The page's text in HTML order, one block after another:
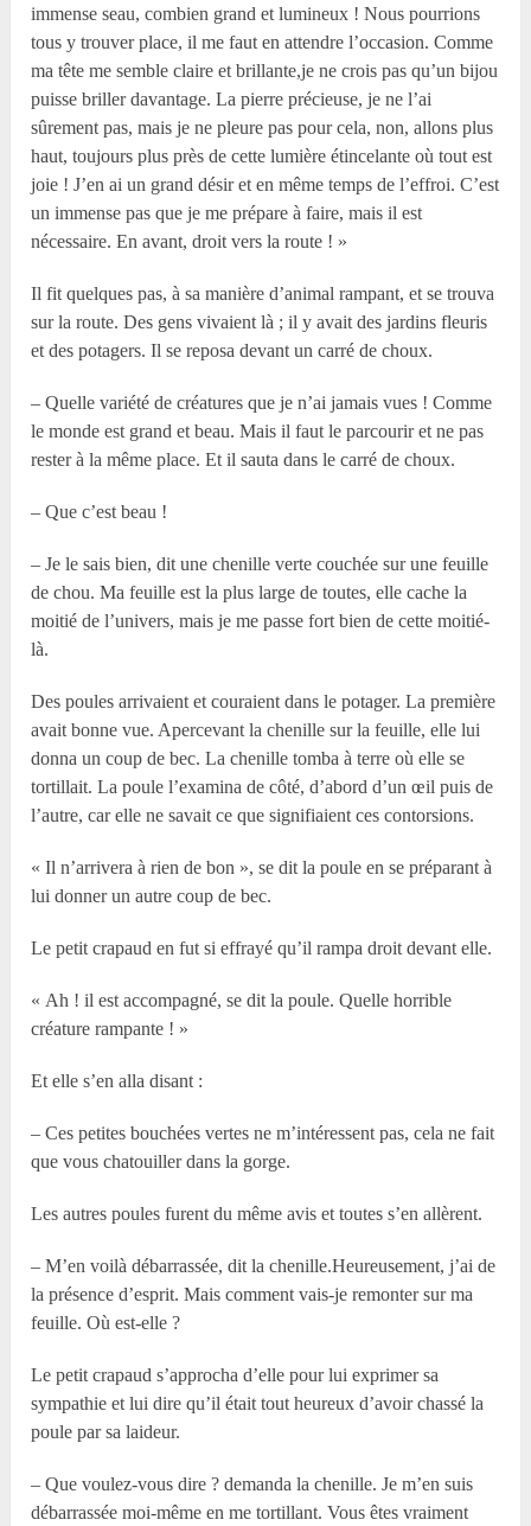
immense seau, combien grand et lumineux ! Nous pourrions
tous y trouver place, il me faut en attendre l’occasion. Comme
ma tête me semble claire et brillante,je ne crois pas qu’un bijou
puisse briller davantage. La pierre précieuse, je ne l’ai
sûrement pas, mais je ne pleure pas pour cela, non, allons plus
haut, toujours plus près de cette lumière étincelante où tout est
joie ! J’en ai un grand désir et en même temps de l’effroi. C’est
un immense pas que je me prépare à faire, mais il est
nécessaire. En avant, droit vers la route ! »
Il fit quelques pas, à sa manière d’animal rampant, et se trouva
sur la route. Des gens vivaient là ; il y avait des jardins fleuris
et des potagers. Il se reposa devant un carré de choux.
– Quelle variété de créatures que je n’ai jamais vues ! Comme
le monde est grand et beau. Mais il faut le parcourir et ne pas
rester à la même place. Et il sauta dans le carré de choux.
– Que c’est beau !
– Je le sais bien, dit une chenille verte couchée sur une feuille
de chou. Ma feuille est la plus large de toutes, elle cache la
moitié de l’univers, mais je me passe fort bien de cette moitié-
là.
Des poules arrivaient et couraient dans le potager. La première
avait bonne vue. Apercevant la chenille sur la feuille, elle lui
donna un coup de bec. La chenille tomba à terre où elle se
tortillait. La poule l’examina de côté, d’abord d’un œil puis de
l’autre, car elle ne savait ce que signifiaient ces contorsions.
« Il n’arrivera à rien de bon », se dit la poule en se préparant à
lui donner un autre coup de bec.
Le petit crapaud en fut si effrayé qu’il rampa droit devant elle.
« Ah ! il est accompagné, se dit la poule. Quelle horrible
créature rampante ! »
Et elle s’en alla disant :
– Ces petites bouchées vertes ne m’intéressent pas, cela ne fait
que vous chatouiller dans la gorge.
Les autres poules furent du même avis et toutes s’en allèrent.
– M’en voilà débarrassée, dit la chenille.Heureusement, j’ai de
la présence d’esprit. Mais comment vais-je remonter sur ma
feuille. Où est-elle ?
Le petit crapaud s’approcha d’elle pour lui exprimer sa
sympathie et lui dire qu’il était tout heureux d’avoir chassé la
poule par sa laideur.
– Que voulez-vous dire ? demanda la chenille. Je m’en suis
débarrassée moi-même en me tortillant. Vous êtes vraiment